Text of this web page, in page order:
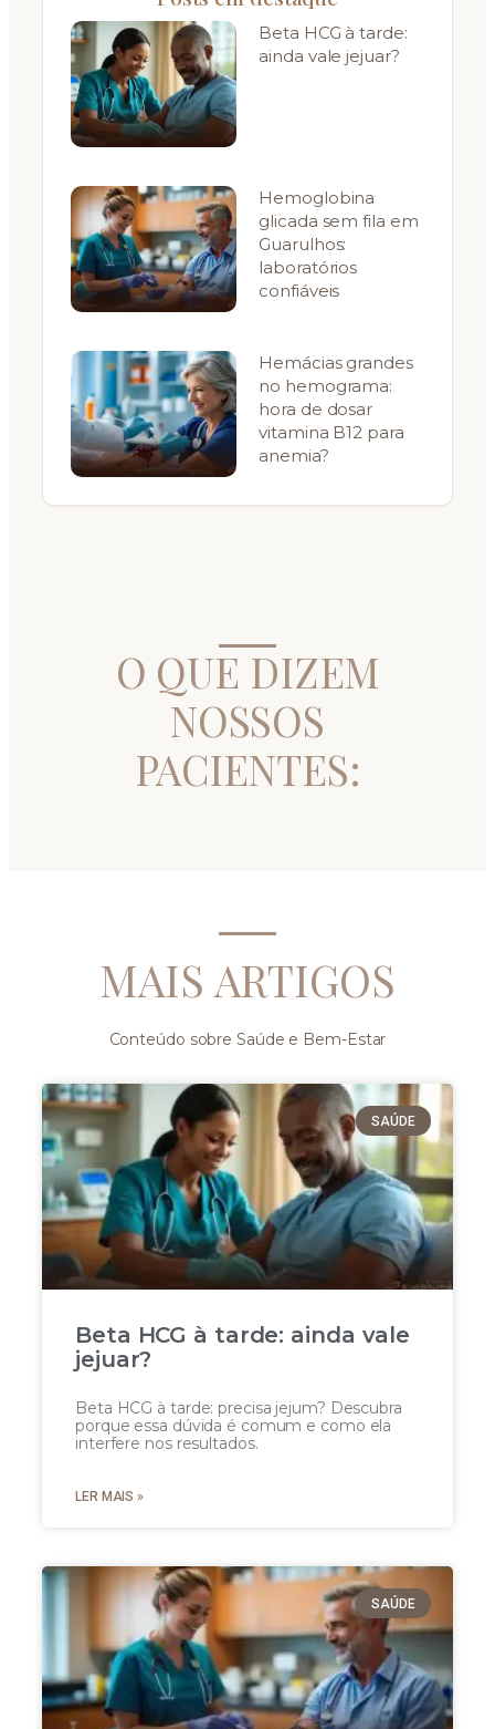
Beta HCG à tarde:
ainda vale jejuar?
Hemoglobina
glicada sem fila em
Guarulhos:
laboratórios
confiáveis
Hemácias grandes
no hemograma:
hora de dosar
vitamina B12 para
anemia?
O QUE DIZEM
NOSSOS
PACIENTES:
MAIS ARTIGOS
Conteúdo sobre Saúde e Bem-Estar
SAÚDE
Beta HCG à tarde: ainda vale
jejuar?
Beta HCG à tarde: precisa jejum? Descubra
porque essa dúvida é comum e como ela
interfere nos resultados.
LER MAIS »
SAÚDE